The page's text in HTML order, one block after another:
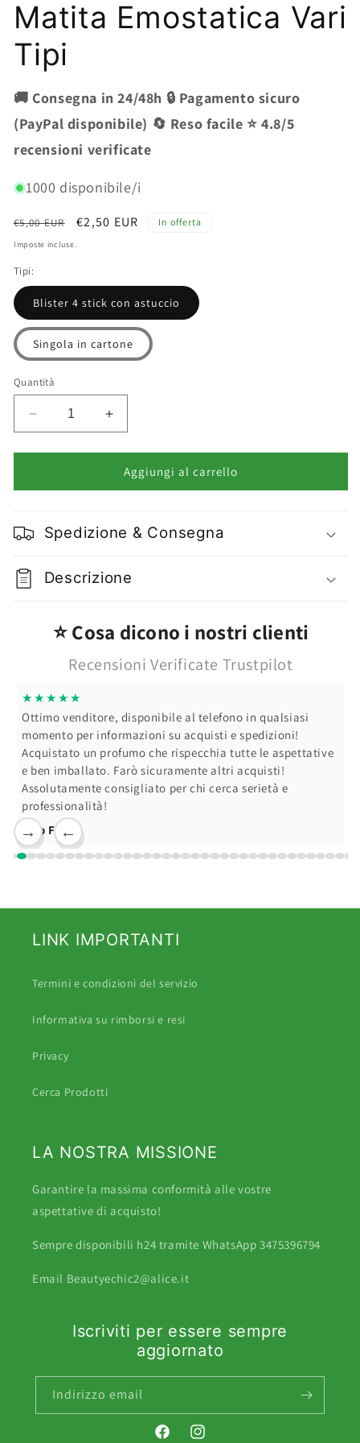
multimediali
1
finestra
modale
Matita Emostatica Vari
Tipi
🚚 Consegna in 24/48h 🔒 Pagamento sicuro
(PayPal disponibile) 🔄 Reso facile ⭐ 4.8/5
recensioni verificate
1000 disponibile/i
Prezzo
di
€5,00 EUR
Prezzo
€2,50 EUR In offerta
Imposte incluse.
Tipi:
Blister 4 stick con astuccio
Singola in cartone
Quantità
Diminuisci
quantità
per
Emostatica
Aumenta
quantità
per
Matita
Emostatica
Aggiungi al carrello
Spedizione & Consegna
Descrizione
⭐ Cosa dicono i nostri clienti
Recensioni Verificate Trustpilot
←
→
★★★★★
Spedizione velocissima.
Andrea B.
LINK IMPORTANTI
Termini e condizioni del servizio
Informativa su rimborsi e resi
Privacy
Cerca Prodotti
LA NOSTRA MISSIONE
Garantire la massima conformità alle vostre
aspettative di acquisto!
Sempre disponibili h24 tramite WhatsApp 3475396794
Email Beautyechic2@alice.it
Iscriviti per essere sempre
aggiornato
Indirizzo email